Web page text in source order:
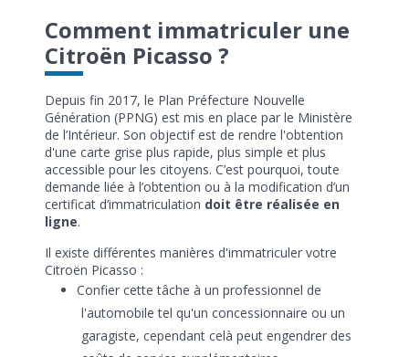
Comment immatriculer une
Citroën Picasso ?
Depuis fin 2017, le Plan Préfecture Nouvelle
Génération (PPNG) est mis en place par le Ministère
de l’Intérieur. Son objectif est de rendre l'obtention
d'une carte grise plus rapide, plus simple et plus
accessible pour les citoyens. C’est pourquoi, toute
demande liée à l’obtention ou à la modification d’un
certificat d’immatriculation doit être réalisée en
ligne.
Il existe différentes manières d'immatriculer votre
Citroën Picasso :
Confier cette tâche à un professionnel de
l'automobile tel qu'un concessionnaire ou un
garagiste, cependant celà peut engendrer des